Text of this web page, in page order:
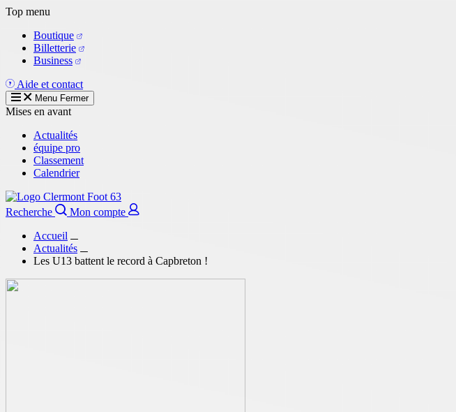
Aller
contenu
principal
Top menu
Boutique
Billetterie
Business
Aide et contact
Menu Fermer
Mises en avant
Actualités
équipe pro
Classement
Calendrier
Recherche
Mon compte
Accueil
Actualités
Les U13 battent le record à Capbreton !